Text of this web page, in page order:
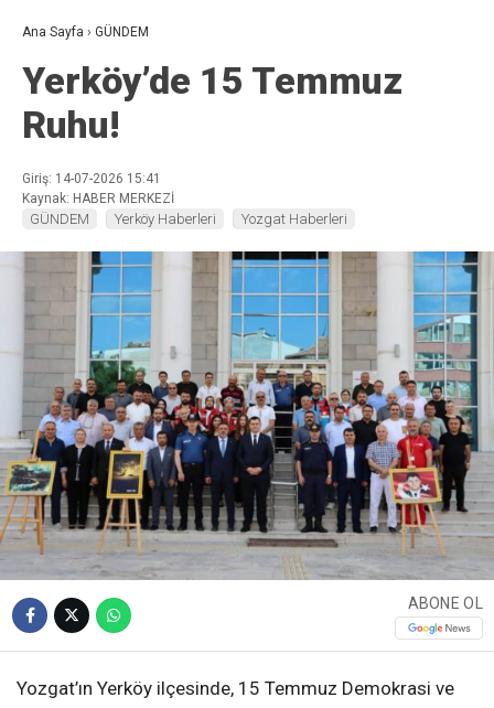
Ana Sayfa › GÜNDEM
Yerköy’de 15 Temmuz
Ruhu!
Giriş: 14-07-2026 15:41
Kaynak: HABER MERKEZİ
GÜNDEM Yerköy Haberleri Yozgat Haberleri
ABONE OL
Yozgat’ın Yerköy ilçesinde, 15 Temmuz Demokrasi ve